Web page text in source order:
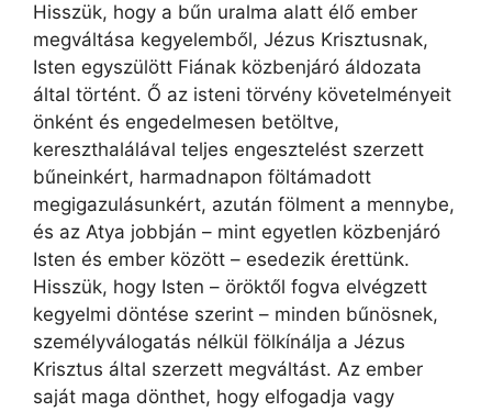
Hisszük, hogy a bűn uralma alatt élő ember
megváltása kegyelemből, Jézus Krisztusnak,
Isten egyszülött Fiának közbenjáró áldozata
által történt. Ő az isteni törvény követelményeit
önként és engedelmesen betöltve,
kereszthalálával teljes engesztelést szerzett
bűneinkért, harmadnapon föltámadott
megigazulásunkért, azután fölment a mennybe,
és az Atya jobbján – mint egyetlen közbenjáró
Isten és ember között – esedezik érettünk.
Hisszük, hogy Isten – öröktől fogva elvégzett
kegyelmi döntése szerint – minden bűnösnek,
személyválogatás nélkül fölkínálja a Jézus
Krisztus által szerzett megváltást. Az ember
saját maga dönthet, hogy elfogadja vagy